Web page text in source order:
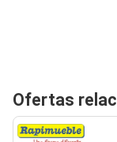
Ofertas